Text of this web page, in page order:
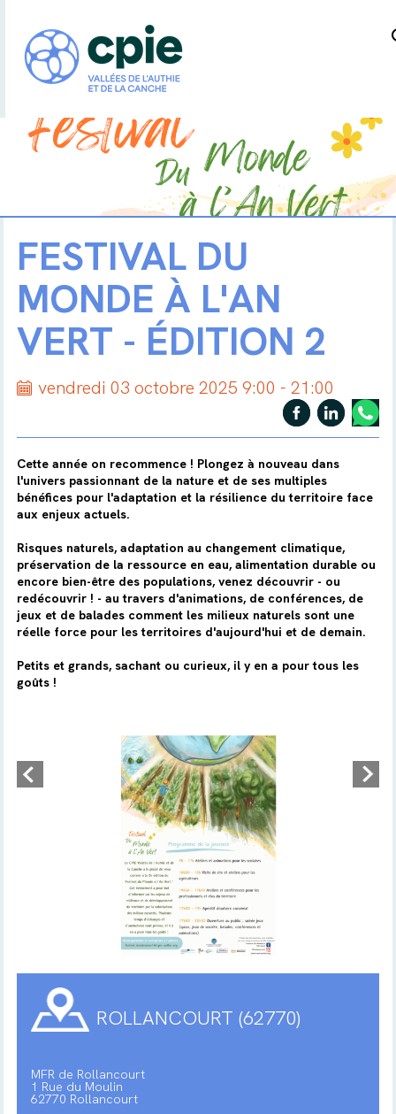
FESTIVAL DU
MONDE À L'AN
VERT - ÉDITION 2
vendredi 03 octobre 2025 9:00 - 21:00
Cette année on recommence ! Plongez à nouveau dans
l'univers passionnant de la nature et de ses multiples
bénéfices pour l'adaptation et la résilience du territoire face
aux enjeux actuels.
Risques naturels, adaptation au changement climatique,
préservation de la ressource en eau, alimentation durable ou
encore bien-être des populations, venez découvrir - ou
redécouvrir ! - au travers d'animations, de conférences, de
jeux et de balades comment les milieux naturels sont une
réelle force pour les territoires d'aujourd'hui et de demain.
Petits et grands, sachant ou curieux, il y en a pour tous les
goûts !
ROLLANCOURT (62770)
MFR de Rollancourt
1 Rue du Moulin
62770 Rollancourt